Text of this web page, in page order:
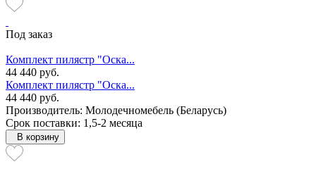
Под заказ
Комплект пилястр "Оска...
44 440 руб.
Комплект пилястр "Оска...
44 440 руб.
Производитель: Молодечномебель (Беларусь)
Срок поставки: 1,5-2 месяца
В корзину